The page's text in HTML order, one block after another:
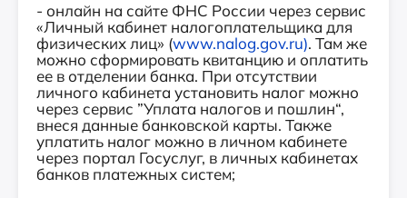
- онлайн на сайте ФНС России через сервис
«Личный кабинет налогоплательщика для
физических лиц» (www.nalog.gov.ru). Там же
можно сформировать квитанцию и оплатить
ее в отделении банка. При отсутствии
личного кабинета установить налог можно
через сервис ”Уплата налогов и пошлин“,
внеся данные банковской карты. Также
уплатить налог можно в личном кабинете
через портал Госуслуг, в личных кабинетах
банков платежных систем;